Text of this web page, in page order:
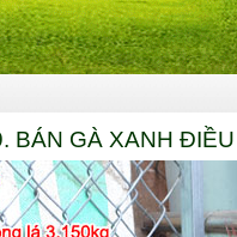
BÁN GÀ XANH